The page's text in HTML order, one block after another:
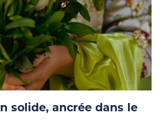
solide, ancrée dans le